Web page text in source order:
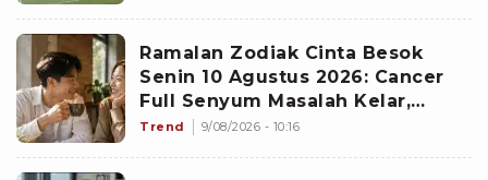
Ramalan Zodiak Cinta Besok
Senin 10 Agustus 2026: Cancer
Full Senyum Masalah Kelar,
Scorpio Awas Terprovokasi
Trend 9/08/2026 - 10:16